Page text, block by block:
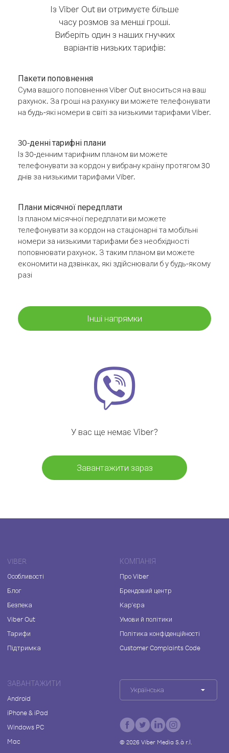
Із Viber Out ви отримуєте більше
часу розмов за менші гроші.
Виберіть один з наших гнучких
варіантів низьких тарифів:
Пакети поповнення
Сума вашого поповнення Viber Out вноситься на ваш
рахунок. За гроші на рахунку ви можете телефонувати
на будь-які номери в світі за низькими тарифами Viber.
30-денні тарифні плани
Із 30-денним тарифним планом ви можете
телефонувати за кордон у вибрану країну протягом 30
днів за низькими тарифами Viber.
Плани місячної передплати
Із планом місячної передплати ви можете
телефонувати за кордон на стаціонарні та мобільні
номери за низькими тарифами без необхідності
поповнювати рахунок. З таким планом ви можете
економити на дзвінках, які здійснювали б у будь-якому
разі
Інші напрямки
У вас ще немає Viber?
Завантажити зараз
VIBER
Особливості
Блог
Безпека
Viber Out
Тарифи
Підтримка
КОМПАНІЯ
Про Viber
Брендовий центр
Кар'єра
Умови й політики
Політика конфіденційності
Customer Complaints Code
ЗАВАНТАЖИТИ
Android
iPhone & iPad
Windows PC
Mac
Українська
© 2026Viber Media S.à r.l.